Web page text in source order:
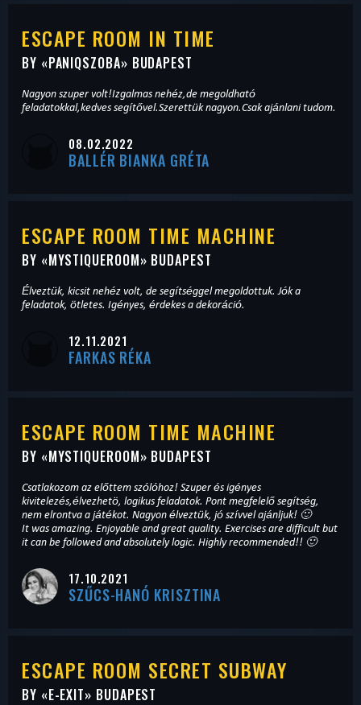
ESCAPE ROOM IN TIME
BY «PANIQSZOBA» BUDAPEST
Nagyon szuper volt!Izgalmas nehéz,de megoldható
feladatokkal,kedves segítővel.Szerettük nagyon.Csak ajánlani tudom.
08.02.2022
BALLÉR BIANKA GRÉTA
ESCAPE ROOM TIME MACHINE
BY «MYSTIQUEROOM» BUDAPEST
Élveztük, kicsit nehéz volt, de segítséggel megoldottuk. Jók a
feladatok, ötletes. Igényes, érdekes a dekoráció.
12.11.2021
FARKAS RÉKA
ESCAPE ROOM TIME MACHINE
BY «MYSTIQUEROOM» BUDAPEST
Csatlakozom az előttem szólóhoz! Szuper és igényes
kivitelezés,élvezhetö, logikus feladatok. Pont megfelelő segítség,
nem elrontva a játékot. Nagyon élveztük, jó szívvel ajánljuk! 🙂
It was amazing. Enjoyable and great quality. Exercises are difficult but
it can be followed and absolutely logic. Highly recommended!! 🙂
17.10.2021
SZŰCS-HANÓ KRISZTINA
ESCAPE ROOM SECRET SUBWAY
BY «E-EXIT» BUDAPEST